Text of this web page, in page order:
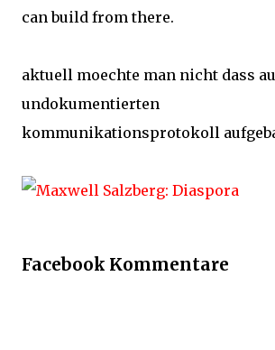
can build from there.
aktuell moechte man nicht dass
undokumentierten
kommunikationsprotokoll
Facebook Kommentare